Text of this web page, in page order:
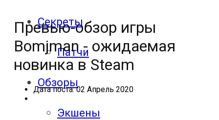
Секреты
Патчи
Обзоры
Экшены
Превью-обзор игры
Bomjman - ожидаемая
новинка в Steam
Дата поста:02 Апрель 2020